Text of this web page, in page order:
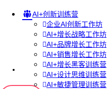
AI+创新训练营
企业AI创新工作坊
AI+增长战略工作坊
AI+品牌增长工作坊
AI+销售增长工作坊
AI+增长黑客训练营
AI+设计思维训练营
AI+敏捷管理训练营